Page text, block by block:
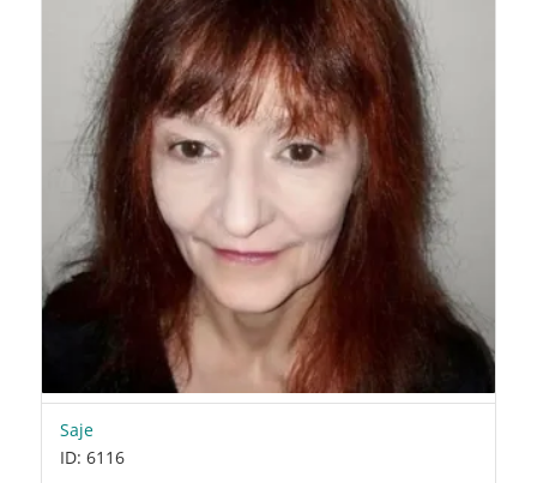
Saje
ID: 6116